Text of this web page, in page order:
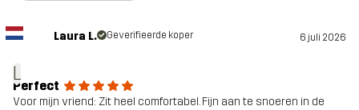
L
Laura L. Geverifieerde koper 6 juli 2026
Perfect
Voor mijn vriend: Zit heel comfortabel. Fijn aan te snoeren in de